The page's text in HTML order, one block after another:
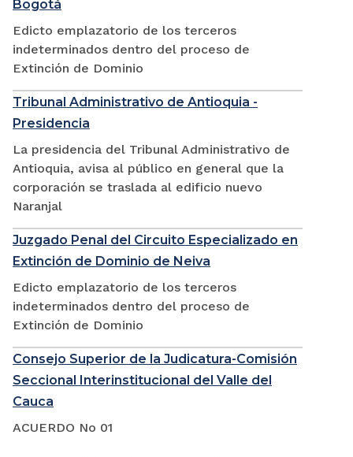
Bogotá
Edicto emplazatorio de los terceros
indeterminados dentro del proceso de
Extinción de Dominio
Tribunal Administrativo de Antioquia -
Presidencia
La presidencia del Tribunal Administrativo de
Antioquia, avisa al público en general que la
corporación se traslada al edificio nuevo
Naranjal
Juzgado Penal del Circuito Especializado en
Extinción de Dominio de Neiva
Edicto emplazatorio de los terceros
indeterminados dentro del proceso de
Extinción de Dominio
Consejo Superior de la Judicatura-Comisión
Seccional Interinstitucional del Valle del
Cauca
ACUERDO No 01